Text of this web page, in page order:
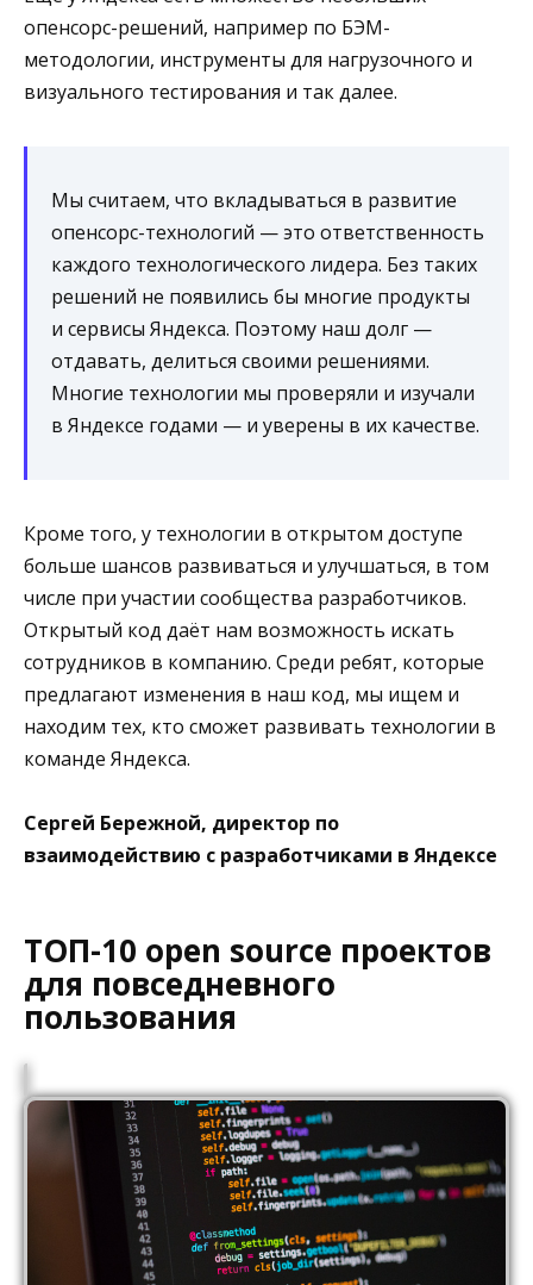
опенсорс-решений, например по БЭМ-
методологии, инструменты для нагрузочного и
визуального тестирования и так далее.
Мы считаем, что вкладываться в развитие
опенсорс-технологий — это ответственность
каждого технологического лидера. Без таких
решений не появились бы многие продукты
и сервисы Яндекса. Поэтому наш долг —
отдавать, делиться своими решениями.
Многие технологии мы проверяли и изучали
в Яндексе годами — и уверены в их качестве.
Кроме того, у технологии в открытом доступе
больше шансов развиваться и улучшаться, в том
числе при участии сообщества разработчиков.
Открытый код даёт нам возможность искать
сотрудников в компанию. Среди ребят, которые
предлагают изменения в наш код, мы ищем и
находим тех, кто сможет развивать технологии в
команде Яндекса.
Сергей Бережной, директор по
взаимодействию с разработчиками в Яндексе
ТОП-10 open source проектов
для повседневного
пользования